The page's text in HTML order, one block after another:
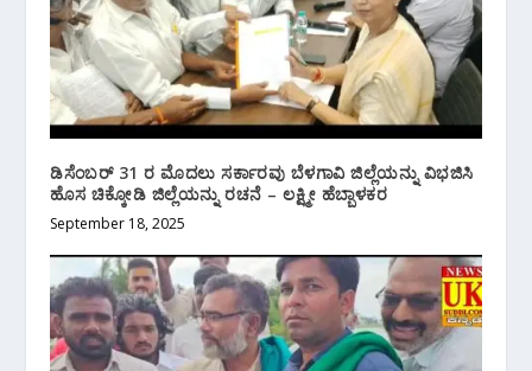
ಡಿಸೆಂಬರ್ 31 ರ ಮೊದಲು ಸರ್ಕಾರವು ಬೆಳಗಾವಿ ಜಿಲ್ಲೆಯನ್ನು ವಿಭಜಿಸಿ
ಹೊಸ ಚಿಕ್ಕೋಡಿ ಜಿಲ್ಲೆಯನ್ನು ರಚನೆ – ಲಕ್ಷ್ಮೀ ಹೆಬ್ಬಾಳಕರ
September 18, 2025